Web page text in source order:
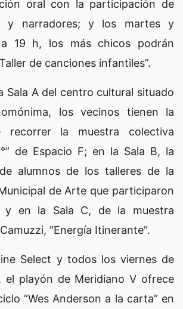
oral con la participación de
y narradores; y los martes y
19 h, los más chicos podrán
de canciones infantiles”.
Sala A del centro cultural situado
los vecinos tienen la
recorrer la muestra colectiva
de Espacio F; en la Sala B, la
alumnos de los talleres de la
de Arte que participaron
y en la Sala C, de la muestra
"Energía Itinerante".
Select y todos los viernes de
el playón de Meridiano V ofrece
“Wes Anderson a la carta” en